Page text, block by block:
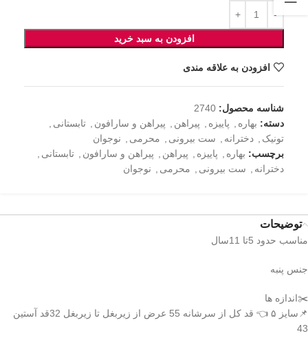
افزودن به سبد خرید
افزودن به علاقه مندی
شناسه محصول: 2740
دسته: بهاره , پاییزه , پیراهن , پیراهن و سارافون , تابستانی ,
تونیک , دخترانه , ست بیرونی , محرمی , نوجوان
برچسب: بهاره , پاییزه , پیراهن , پیراهن و سارافون , تابستانی ,
دخترانه , ست بیرونی , محرمی , نوجوان
توضیحات
مناسب حدود 5تا 11سال
جنس پنبه
✂️اندازه ها
📌سایز ۵ 👈 قد کل از سرشانه 55 عرض از زیربغل تا زیربغل 32قد آستین
43